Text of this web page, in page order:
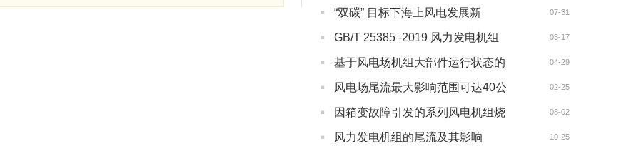
· “双碳” 目标下海上风电发展新 07-31
· GB/T 25385 -2019 风力发电机组 03-17
· 基于风电场机组大部件运行状态的 04-29
· 风电场尾流最大影响范围可达40公 02-25
· 因箱变故障引发的系列风电机组烧 08-02
· 风力发电机组的尾流及其影响 10-25